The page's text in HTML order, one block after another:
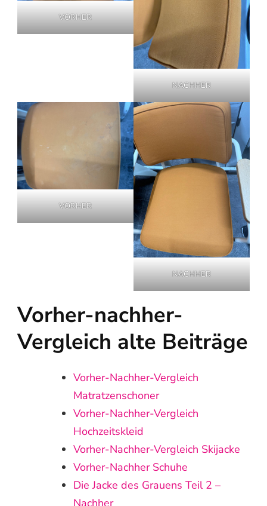
VORHER
NACHHER
VORHER
NACHHER
Vorher-nachher-
Vergleich alte Beiträge
Vorher‑Nachher‑Vergleich
Matratzenschoner
Vorher-Nachher-Vergleich
Hochzeitskleid
Vorher-Nachher-Vergleich Skijacke
Vorher-Nachher Schuhe
Die Jacke des Grauens Teil 2 –